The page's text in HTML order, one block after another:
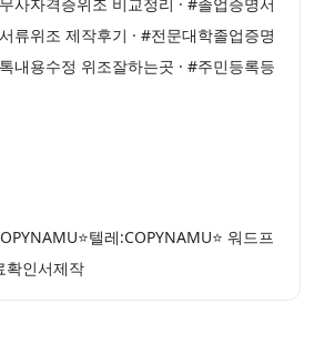
류위조 제작후기 · #전문대학졸업증명
내용수정 위조잘하는곳 · #주민등록등
텔레:COPYNAMU⭐ 워드프
확인서제작